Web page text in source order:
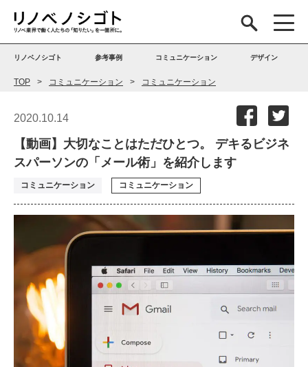
リノベノシゴト 参考事例 コミュニケーション デザイン
TOP コミュニケーション コミュニケーション
2020.10.14
【動画】大切なことはただひとつ。 デキるビジネ
スパーソンの「メール術」を紹介します
コミュニケーション コミュニケーション